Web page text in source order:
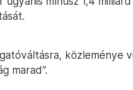
közleménye
marad”.